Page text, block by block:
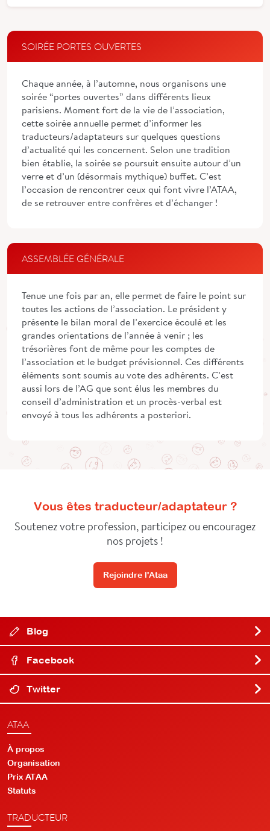
SOIRÉE PORTES OUVERTES
Chaque année, à l’automne, nous organisons une
soirée “portes ouvertes” dans différents lieux
parisiens. Moment fort de la vie de l’association,
cette soirée annuelle permet d’informer les
traducteurs/adaptateurs sur quelques questions
d’actualité qui les concernent. Selon une tradition
bien établie, la soirée se poursuit ensuite autour d’un
verre et d’un (désormais mythique) buffet. C’est
l’occasion de rencontrer ceux qui font vivre l’ATAA,
de se retrouver entre confrères et d’échanger !
ASSEMBLÉE GÉNÉRALE
Tenue une fois par an, elle permet de faire le point sur
toutes les actions de l’association. Le président y
présente le bilan moral de l’exercice écoulé et les
grandes orientations de l’année à venir ; les
trésorières font de même pour les comptes de
l’association et le budget prévisionnel. Ces différents
éléments sont soumis au vote des adhérents. C’est
aussi lors de l’AG que sont élus les membres du
conseil d’administration et un procès-verbal est
envoyé à tous les adhérents a posteriori.
Vous êtes traducteur/adaptateur ?
Soutenez votre profession, participez ou encouragez
nos projets !
Rejoindre l'Ataa
Blog
Facebook
Twitter
ATAA
À propos
Organisation
Prix ATAA
Statuts
TRADUCTEUR